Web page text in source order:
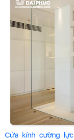
Cửa kính cường lực